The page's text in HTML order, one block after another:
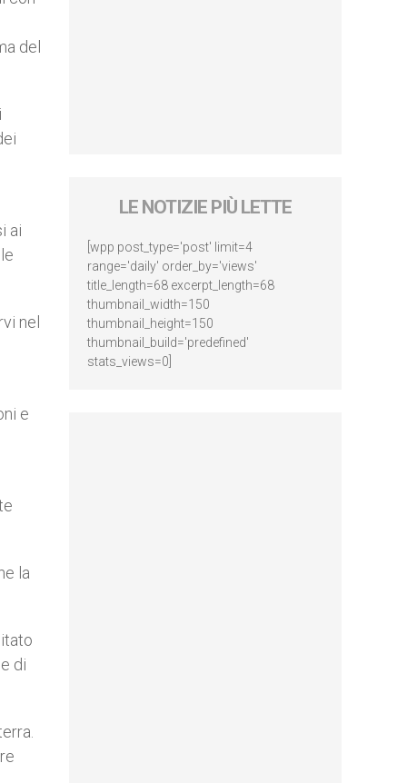
del
ai
nel
e
la
di
LE NOTIZIE PIÙ LETTE
[wpp post_type='post' limit=4
range='daily' order_by='views'
title_length=68 excerpt_length=68
thumbnail_width=150
thumbnail_height=150
thumbnail_build='predefined'
stats_views=0]